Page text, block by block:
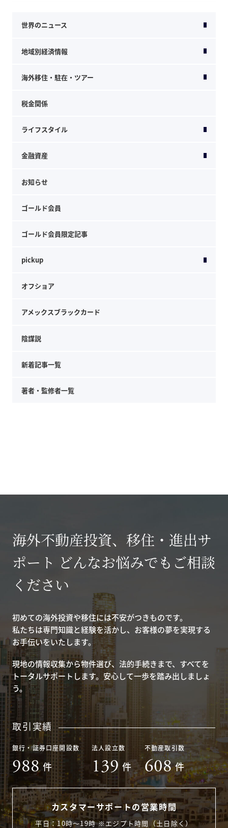
世界のニュース
地域別経済情報
海外移住・駐在・ツアー
税金関係
ライフスタイル
金融資産
お知らせ
ゴールド会員
ゴールド会員限定記事
pickup
オフショア
アメックスブラックカード
陰謀説
新着記事一覧
著者・監修者一覧
海外不動産投資、移住・進出サ
ポート どんなお悩みでもご相談
ください
初めての海外投資や移住には不安がつきものです。
私たちは専門知識と経験を活かし、お客様の夢を実現する
お手伝いをいたします。
現地の情報収集から物件選び、法的手続きまで、すべてを
トータルサポートします。安心して一歩を踏み出しましょ
う。
取引実績
銀行・証券口座開設数
988 件
法人設立数
139 件
不動産取引数
608 件
カスタマーサポートの営業時間
平日：10時〜19時 ※エジプト時間（土日除く）